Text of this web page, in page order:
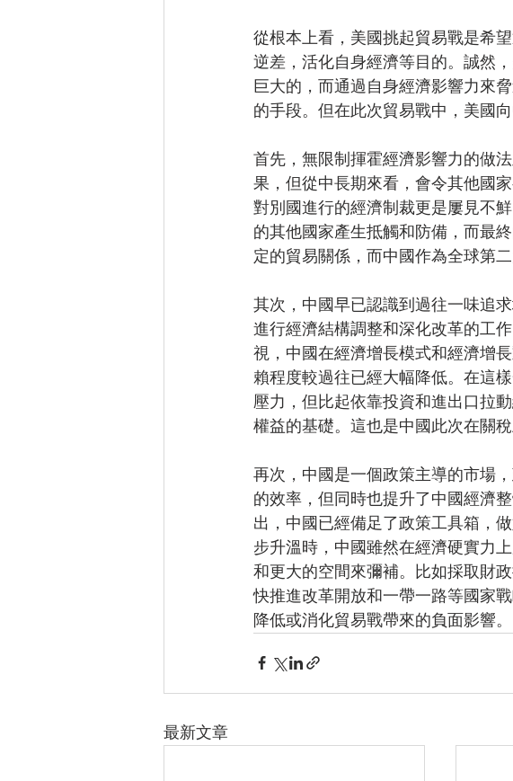
從根本上看，美國挑起貿易戰是希
逆差，活化自身經濟等目的。誠然
巨大的，而通過自身經濟影響力來
的手段。但在此次貿易戰中，美國
首先，無限制揮霍經濟影響力的做
果，但從中長期來看，會令其他國
對別國進行的經濟制裁更是屢見不
的其他國家產生抵觸和防備，而最
定的貿易關係，而中國作為全球第
其次，中國早已認識到過往一味追
進行經濟結構調整和深化改革的工
視，中國在經濟增長模式和經濟增
賴程度較過往已經大幅降低。在這
壓力，但比起依靠投資和進出口拉
權益的基礎。這也是中國此次在關
再次，中國是一個政策主導的市場
的效率，但同時也提升了中國經濟
出，中國已經備足了政策工具箱，
步升溫時，中國雖然在經濟硬實力
和更大的空間來彌補。比如採取財
快推進改革開放和一帶一路等國家
降低或消化貿易戰帶來的負面影響。
最新文章